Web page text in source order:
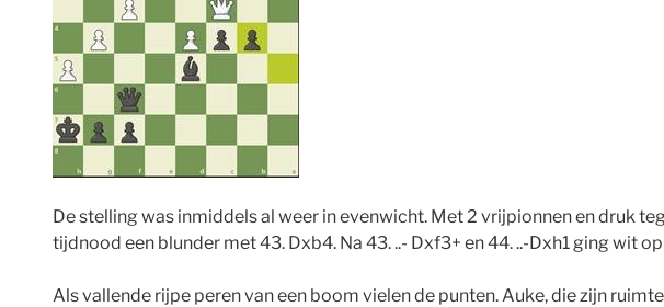
De stelling was inmiddels al weer in evenwicht. Met 2 vrijpionnen en druk
tijdnood een blunder met 43. Dxb4. Na 43. ..- Dxf3+ en 44. ..-Dxh1 ging wit
Als vallende rijpe peren van een boom vielen de punten. Auke, die zijn